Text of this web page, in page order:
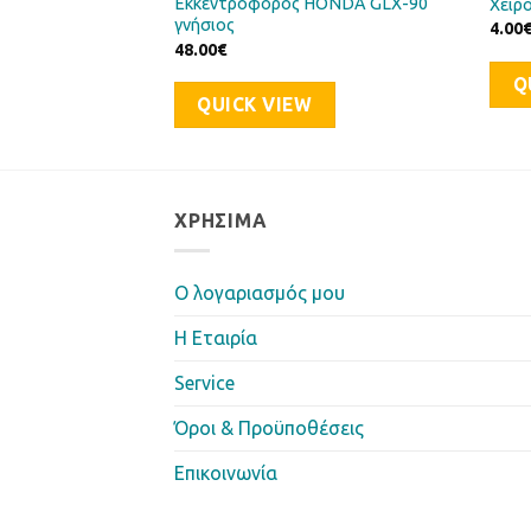
Eκκεντροφόρος HONDA GLX-90
γνήσιος
48.00€
QUICK VIEW
4.00
ΧΡΉΣΙΜΑ
Ο λογαριασμός μου
Η Eταιρία
Service
Όροι & Προϋποθέσεις
Επικοινωνία